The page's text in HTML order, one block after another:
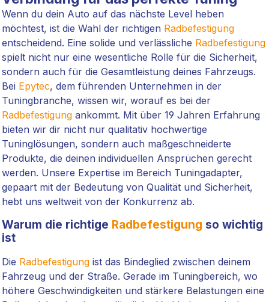
Wenn du dein Auto auf das nächste Level heben
möchtest, ist die Wahl der richtigen Radbefestigung
entscheidend. Eine solide und verlässliche Radbefestigung
spielt nicht nur eine wesentliche Rolle für die Sicherheit,
sondern auch für die Gesamtleistung deines Fahrzeugs.
Bei Epytec, dem führenden Unternehmen in der
Tuningbranche, wissen wir, worauf es bei der
Radbefestigungankommt. Mit über 19 Jahren Erfahrung
bieten wir dir nicht nur qualitativ hochwertige
Tuninglösungen, sondern auch maßgeschneiderte
Produkte, die deinen individuellen Ansprüchen gerecht
werden. Unsere Expertise im Bereich Tuningadapter,
gepaart mit der Bedeutung von Qualität und Sicherheit,
hebt uns weltweit von der Konkurrenz ab.
Warum die richtige Radbefestigung so wichtig
ist
Die Radbefestigungist das Bindeglied zwischen deinem
Fahrzeug und der Straße. Gerade im Tuningbereich, wo
höhere Geschwindigkeiten und stärkere Belastungen eine